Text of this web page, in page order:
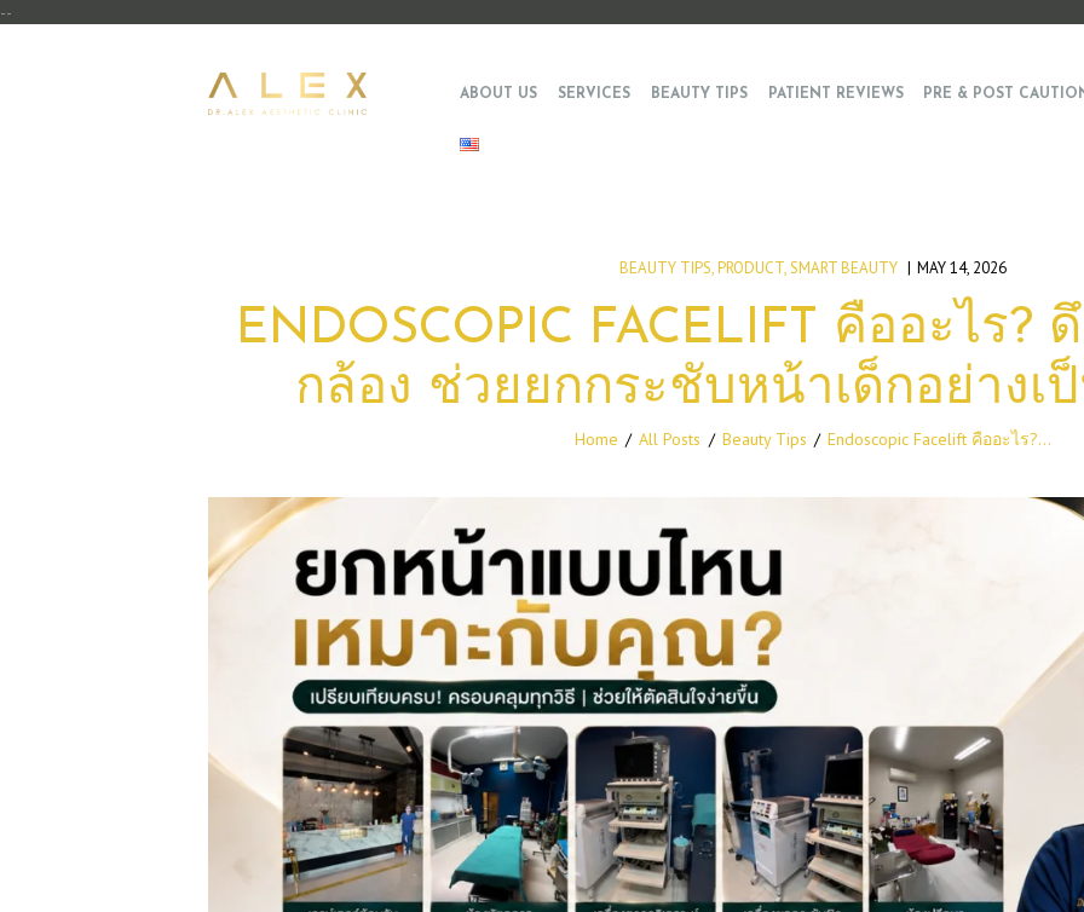
--
ABOUT US SERVICES BEAUTY TIPS PATIENT REVIEWS PRE & POST
BEAUTY TIPS,PRODUCT,SMART BEAUTY MAY 14, 2026
ENDOSCOPIC FACELIFT คืออะไร?
กล้อง ช่วยยกกระชับหน้าเด็กอย่างเ
Home All Posts Beauty Tips Endoscopic Facelift คืออะไร?...